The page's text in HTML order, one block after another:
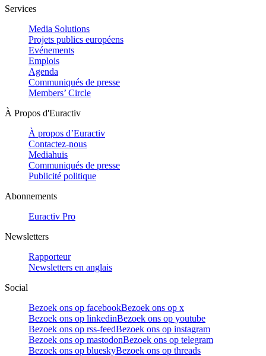
Services
Media Solutions
Projets publics européens
Evénements
Emplois
Agenda
Communiqués de presse
Members’ Circle
À Propos d'Euractiv
À propos d’Euractiv
Contactez-nous
Mediahuis
Communiqués de presse
Publicité politique
Abonnements
Euractiv Pro
Newsletters
Rapporteur
Newsletters en anglais
Social
Bezoek ons op facebookBezoek ons op x
Bezoek ons op linkedinBezoek ons op youtube
Bezoek ons op rss-feedBezoek ons op instagram
Bezoek ons op mastodonBezoek ons op telegram
Bezoek ons op blueskyBezoek ons op threads